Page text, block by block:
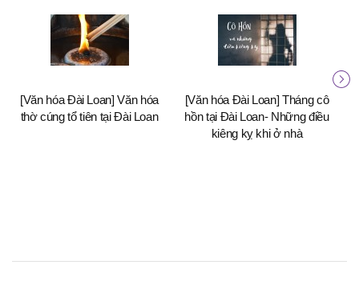
[Văn hóa Đài Loan] Văn hóa
thờ cúng tổ tiên tại Đài Loan
[Văn hóa Đài Loan] Tháng cô
hồn tại Đài Loan- Những điều
kiêng kỵ khi ở nhà